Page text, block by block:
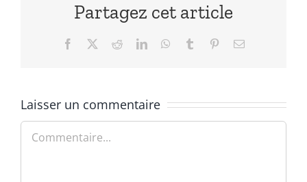
Partagez cet article
Facebook RedditLinkedInWhatsApp
Tumblr PinterestEmail
Laisser un commentaire
Commentaire